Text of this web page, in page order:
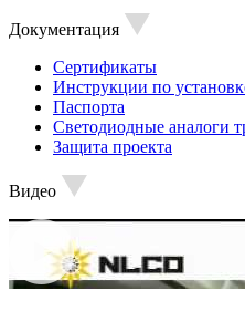
Документация
Сертификаты
Инструкции по
Паспорта
Светодиодные аналоги
Защита проекта
Видео